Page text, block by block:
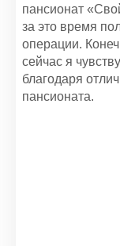
49 Br
Уход за
41 Br
Помощь по
пансионат
за это время
операции.
сейчас я
благодаря
пансионата.